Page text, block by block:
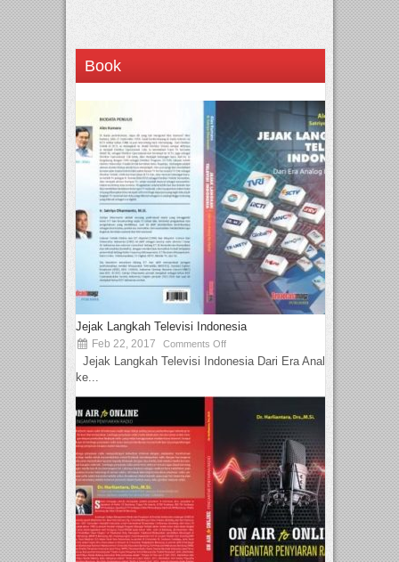
Book
Jejak Langkah Televisi Indonesia
Feb 22, 2017 Comments Off
Jejak Langkah Televisi Indonesia Dari Era Analog
ke...